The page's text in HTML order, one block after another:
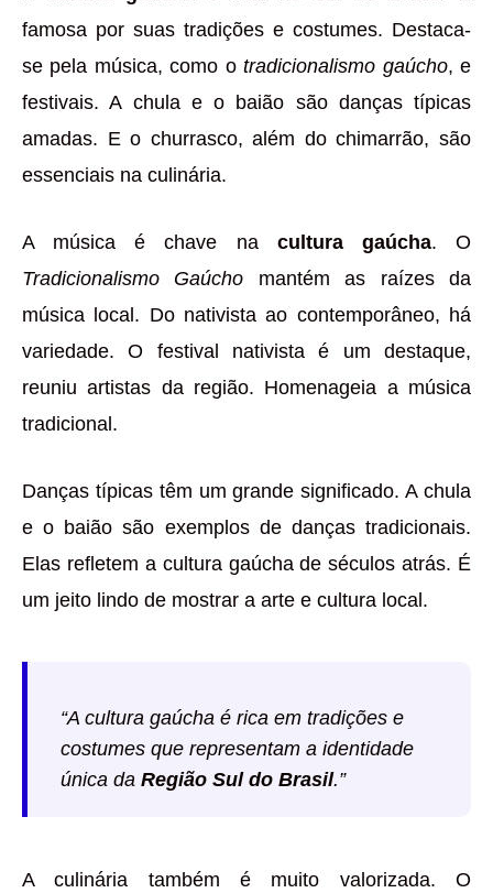
famosa por suas tradições e costumes. Destaca-
se pela música, como otradicionalismo gaúcho, e
festivais. A chula e o baião são danças típicas
amadas. E o churrasco, além do chimarrão, são
essenciais na culinária.
A música é chave na cultura gaúcha. O
Tradicionalismo Gaúcho mantém as raízes da
música local. Do nativista ao contemporâneo, há
variedade. O festival nativista é um destaque,
reuniu artistas da região. Homenageia a música
tradicional.
Danças típicas têm um grande significado. A chula
e o baião são exemplos de danças tradicionais.
Elas refletem a cultura gaúcha de séculos atrás. É
um jeito lindo de mostrar a arte e cultura local.
“A cultura gaúcha é rica em tradições e
costumes que representam a identidade
única da Região Sul do Brasil.”
A culinária também é muito valorizada. O